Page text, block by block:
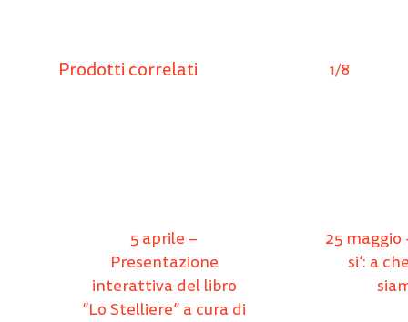
Prodotti correlati 1/8
5 aprile –
Presentazione
interattiva del libro
“Lo Stelliere” a cura di
25 maggio
si’: a